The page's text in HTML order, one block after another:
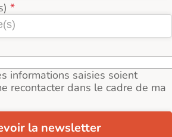
informations saisies soient
recontacter dans le cadre de ma
la newsletter